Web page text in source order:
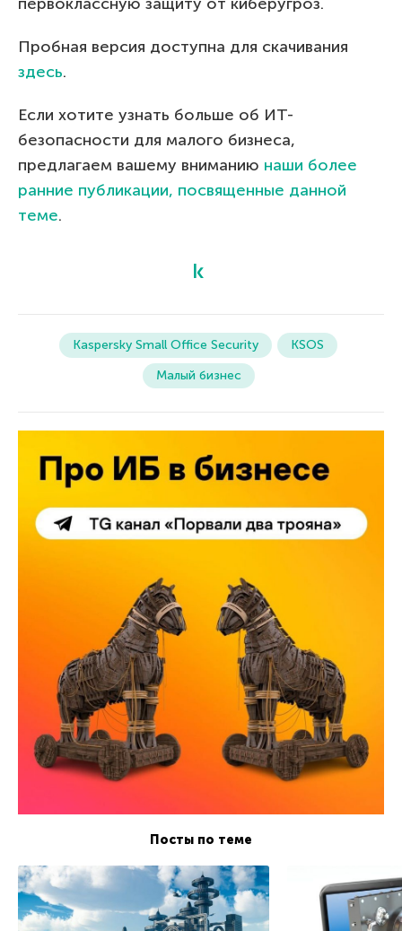
Пробная версия доступна для скачивания
здесь.
Если хотите узнать больше об ИТ-
безопасности для малого бизнеса,
предлагаем вашему вниманию наши более
ранние публикации, посвященные данной
теме.
Kaspersky Small Office Security
KSOS
Малый бизнес
Посты по теме